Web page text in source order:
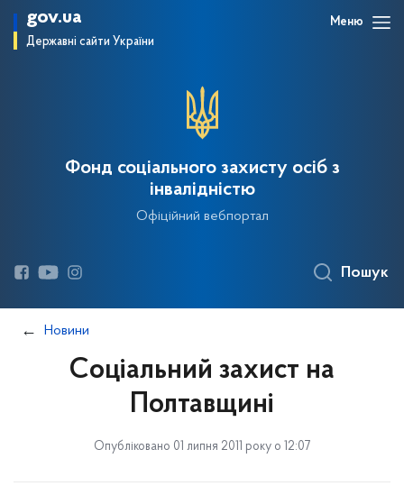
gov.ua
Державні сайти України
Меню
Фонд соціального захисту осіб з
інвалідністю
Офіційний вебпортал
Пошук
Новини
Соціальний захист на
Полтавщині
Опубліковано 01 липня 2011 року о 12:07